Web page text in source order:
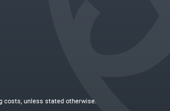
costs, unless stated otherwise.